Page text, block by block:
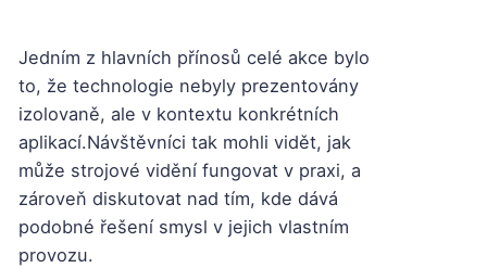
Jedním z hlavních přínosů celé akce bylo
to, že technologie nebyly prezentovány
izolovaně, ale v kontextu konkrétních
aplikací.Návštěvníci tak mohli vidět, jak
může strojové vidění fungovat v praxi, a
zároveň diskutovat nad tím, kde dává
podobné řešení smysl v jejich vlastním
provozu.